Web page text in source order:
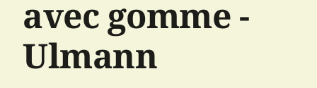
avec gomme -
Ulmann